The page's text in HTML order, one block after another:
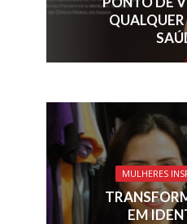
MULHERES
EM